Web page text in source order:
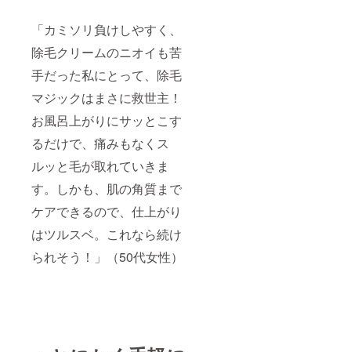
「カミソリ負けしやすく、
除毛クリームのニオイも苦
手だった私にとって、除毛
マジックはまさに救世主！
お風呂上がりにサッとこす
るだけで、痛みもなくス
ルッと毛が取れていきま
す。しかも、肌の角質まで
ケアできるので、仕上がり
はツルスベ。これなら続け
られそう！」（50代女性）